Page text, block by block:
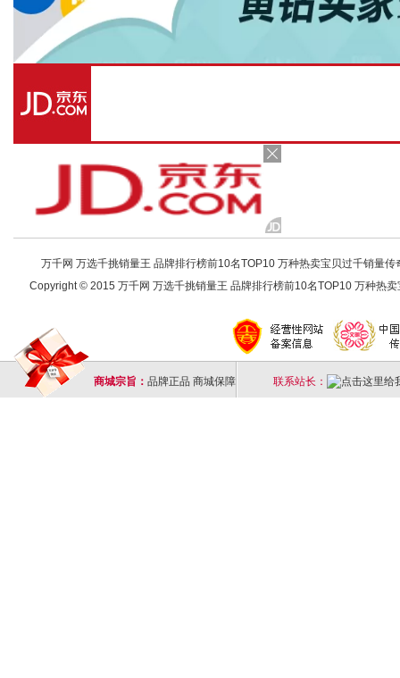
万千网 万选千挑销量王 品牌排行榜前10名TOP10 万种热卖宝贝过千销量
Copyright © 2015 万千网 万选千挑销量王 品牌排行榜前10名TOP10 万种热
商城宗旨： 品牌正品 商城保障 联系站长：